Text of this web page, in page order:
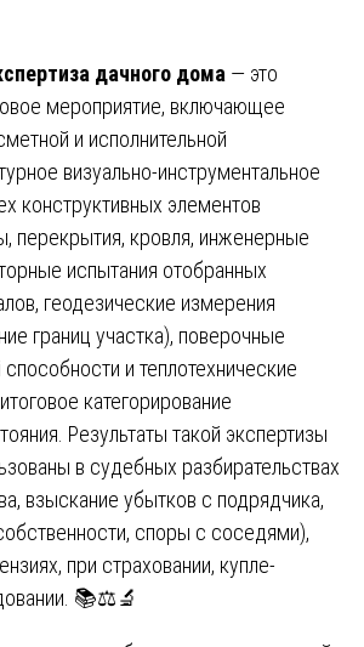
дачного дома — это
мероприятие, включающее
и исполнительной
визуально-инструментальное
конструктивных элементов
перекрытия, кровля, инженерные
испытания отобранных
геодезические измерения
границ участка), поверочные
и теплотехнические
категорирование
Результаты такой экспертизы
в судебных разбирательствах
взыскание убытков с подрядчика,
споры с соседями),
при страховании, купле-
📚⚖️🔬